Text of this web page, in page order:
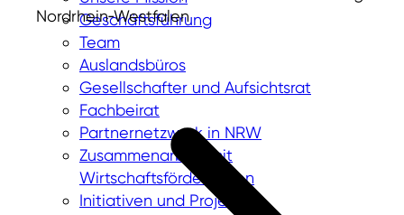
Geschäftsführung
Team
Auslandsbüros
Gesellschafter und Aufsichtsrat
Fachbeirat
Partnernetzwerk in NRW
Zusammenarbeit mit
Wirtschaftsförderungen
Initiativen und Projekte
Nordrhein‑Westfalen